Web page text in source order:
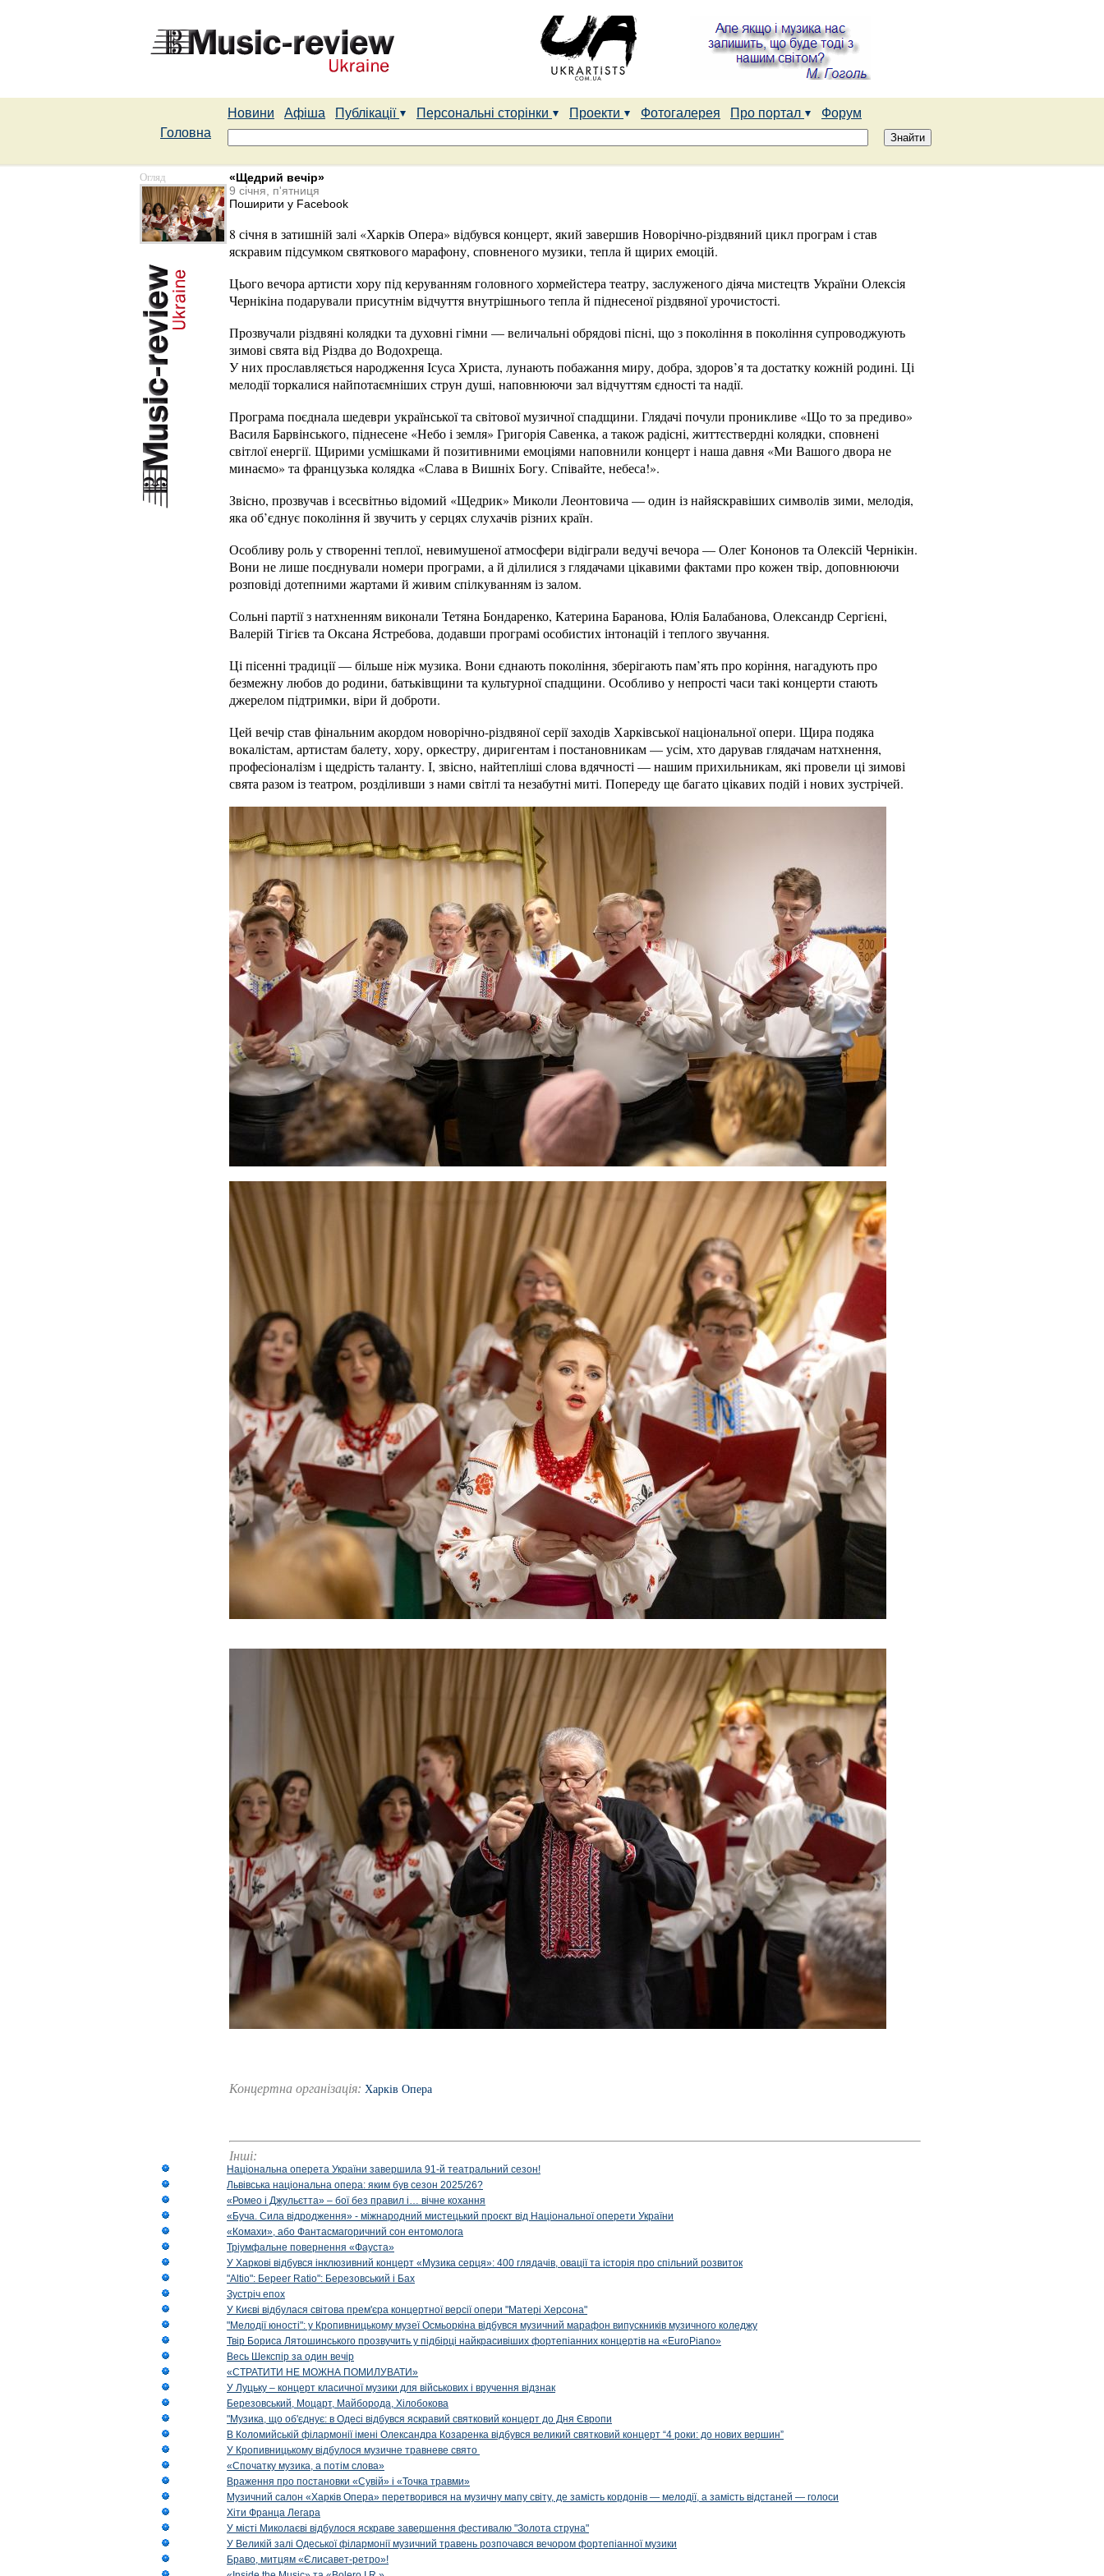
Новини Афіша Публікації Персональні сторінки Проекти Фотогалерея Про портал
Форум
Головна
Огляд
«Щедрий вечір»
9 січня, п'ятниця
Поширити у Facebook
8 січня в затишній залі «Харків Опера» відбувся концерт, який завершив Новорічно-різдвяний цикл програм і став
яскравим підсумком святкового марафону, сповненого музики, тепла й щирих емоцій.
Цього вечора артисти хору під керуванням головного хормейстера театру, заслуженого діяча мистецтв України Олексія
Чернікіна подарували присутнім відчуття внутрішнього тепла й піднесеної різдвяної урочистості.
Прозвучали різдвяні колядки та духовні гімни — величальні обрядові пісні, що з покоління в покоління супроводжують
зимові свята від Різдва до Водохреща.
У них прославляється народження Ісуса Христа, лунають побажання миру, добра, здоров’я та достатку кожній родині. Ці
мелодії торкалися найпотаємніших струн душі, наповнюючи зал відчуттям єдності та надії.
Програма поєднала шедеври української та світової музичної спадщини. Глядачі почули проникливе «Що то за предиво»
Василя Барвінського, піднесене «Небо і земля» Григорія Савенка, а також радісні, життєствердні колядки, сповнені
світлої енергії. Щирими усмішками й позитивними емоціями наповнили концерт і наша давня «Ми Вашого двора не
минаємо» та французька колядка «Слава в Вишніх Богу. Співайте, небеса!».
Звісно, прозвучав і всесвітньо відомий «Щедрик» Миколи Леонтовича — один із найяскравіших символів зими, мелодія,
яка об’єднує покоління й звучить у серцях слухачів різних країн.
Особливу роль у створенні теплої, невимушеної атмосфери відіграли ведучі вечора — Олег Кононов та Олексій Чернікін.
Вони не лише поєднували номери програми, а й ділилися з глядачами цікавими фактами про кожен твір, доповнюючи
розповіді дотепними жартами й живим спілкуванням із залом.
Сольні партії з натхненням виконали Тетяна Бондаренко, Катерина Баранова, Юлія Балабанова, Олександр Сергієні,
Валерій Тігієв та Оксана Ястребова, додавши програмі особистих інтонацій і теплого звучання.
Ці пісенні традиції — більше ніж музика. Вони єднають покоління, зберігають пам’ять про коріння, нагадують про
безмежну любов до родини, батьківщини та культурної спадщини. Особливо у непрості часи такі концерти стають
джерелом підтримки, віри й доброти.
Цей вечір став фінальним акордом новорічно-різдвяної серії заходів Харківської національної опери. Щира подяка
вокалістам, артистам балету, хору, оркестру, диригентам і постановникам — усім, хто дарував глядачам натхнення,
професіоналізм і щедрість таланту. І, звісно, найтепліші слова вдячності — нашим прихильникам, які провели ці зимові
свята разом із театром, розділивши з нами світлі та незабутні миті. Попереду ще багато цікавих подій і нових зустрічей.
Концертна організація: Харків Опера
Інші:
Національна оперета України завершила 91-й театральний сезон!
Львівська національна опера: яким був сезон 2025/26?
«Ромео і Джульєтта» – бої без правил і… вічне кохання
«Буча. Сила відродження» - міжнародний мистецький проєкт від Національної оперети України
«Комахи», або Фантасмагоричний сон ентомолога
Тріумфальне повернення «Фауста»
У Харкові відбувся інклюзивний концерт «Музика серця»: 400 глядачів, овації та історія про спільний розвиток
"Altio": Береer Ratio": Березовський і Бах
Зустріч епох
У Києві відбулася світова прем'єра концертної версії опери "Матері Херсона"
"Мелодії юності": у Кропивницькому музеї Осмьоркіна відбувся музичний марафон випускників музичного коледжу
Твір Бориса Лятошинського прозвучить у підбірці найкрасивіших фортепіанних концертів на «EuroPiano»
Весь Шекспір за один вечір
«СТРАТИТИ НЕ МОЖНА ПОМИЛУВАТИ»
У Луцьку – концерт класичної музики для військових і вручення відзнак
Березовський, Моцарт, Майборода, Хілобокова
"Музика, що об'єднує: в Одесі відбувся яскравий святковий концерт до Дня Європи
В Коломийській філармонії імені Олександра Козаренка відбувся великий святковий концерт “4 роки: до нових вершин”
У Кропивницькому відбулося музичне травневе свято
«Спочатку музика, а потім слова»
Враження про постановки «Сувій» і «Точка травми»
Музичний салон «Харків Опера» перетворився на музичну мапу світу, де замість кордонів — мелодії, а замість відстаней — голоси
Хіти Франца Легара
У місті Миколаєві відбулося яскраве завершення фестивалю "Золота струна"
У Великій залі Одеської філармонії музичний травень розпочався вечором фортепіанної музики
Браво, митцям «Єлисавет-ретро»!